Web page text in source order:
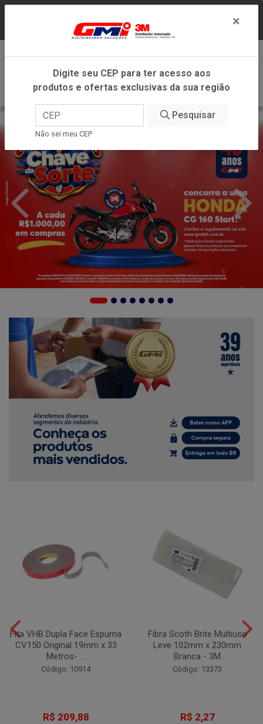
DENTRO DO ESTADO DE MINAS GERAIS.
Fita VHB Dupla Face Espuma
CV150 Original 19mm x 33
Metros- ...
Código: 10914
R$ 209,88
Fibra Scoth Brite Multiuso
Leve 102mm x 230mm
Branca - 3M
Código: 13373
R$ 2,27
×
Digite seu CEP para ter acesso aos
produtos e ofertas exclusivas da sua região
Pesquisar
Não sei meu CEP